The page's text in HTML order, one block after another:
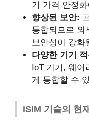
기 가격 안정
향상된 보안:
통합되므로 외
보안성이 강화
다양한 기기
IoT 기기, 웨어
게 통합할 수
iSIM 기술의 현